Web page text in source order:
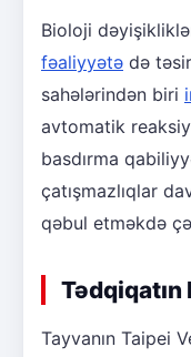
Bioloji
fəaliyyətə də
sahələrindən biri
avtomatik
basdırma
çatışmazlıqlar
qəbul etməkdə
Tayvanın Taipei